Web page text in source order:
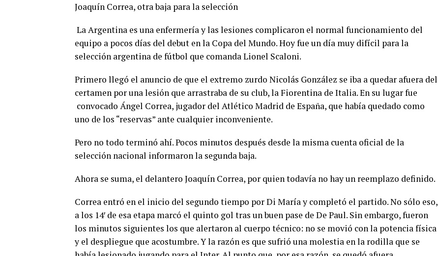
Joaquín Correa, otra baja para la selección
La Argentina es una enfermería y las lesiones complicaron el normal funcionamiento del
equipo a pocos días del debut en la Copa del Mundo. Hoy fue un día muy difícil para la
selección argentina de fútbol que comanda Lionel Scaloni.
Primero llegó el anuncio de que el extremo zurdo Nicolás González se iba a quedar afuera del
certamen por una lesión que arrastraba de su club, la Fiorentina de Italia. En su lugar fue
convocado Ángel Correa, jugador del Atlético Madrid de España, que había quedado como
uno de los “reservas” ante cualquier inconveniente.
Pero no todo terminó ahí. Pocos minutos después desde la misma cuenta oficial de la
selección nacional informaron la segunda baja.
Ahora se suma, el delantero Joaquín Correa, por quien todavía no hay un reemplazo definido.
Correa entró en el inicio del segundo tiempo por Di María y completó el partido. No sólo eso,
a los 14′ de esa etapa marcó el quinto gol tras un buen pase de De Paul. Sin embargo, fueron
los minutos siguientes los que alertaron al cuerpo técnico: no se movió con la potencia física
y el despliegue que acostumbre. Y la razón es que sufrió una molestia en la rodilla que se